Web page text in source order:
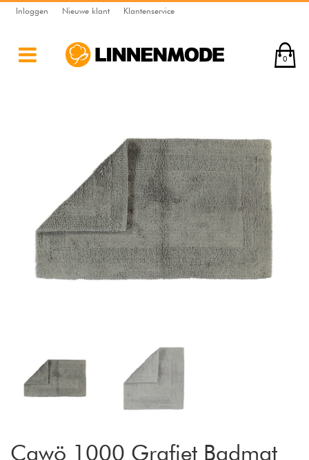
Inloggen Nieuwe klant Klantenservice
0
Cawö 1000 Grafiet Badmat